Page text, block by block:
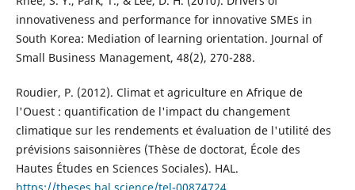
innovativeness and performance for innovative SMEs in
South Korea: Mediation of learning orientation. Journal of
Small Business Management, 48(2), 270-288.
Roudier, P. (2012). Climat et agriculture en Afrique de
l'Ouest : quantification de l'impact du changement
climatique sur les rendements et évaluation de l'utilité des
prévisions saisonnières (Thèse de doctorat, École des
Hautes Études en Sciences Sociales). HAL.
https://theses.hal.science/tel-00874724